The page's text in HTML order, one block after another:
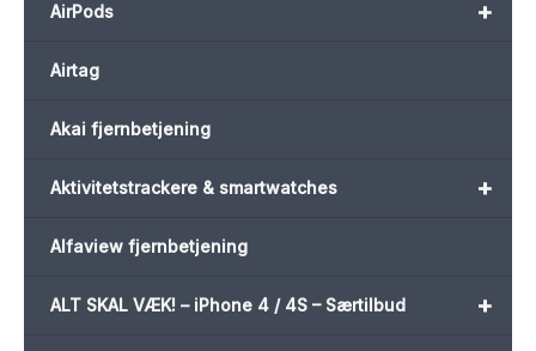
+
AirPods
Airtag
Akai fjernbetjening
+
Aktivitetstrackere & smartwatches
Alfaview fjernbetjening
+
ALT SKAL VÆK! – iPhone 4 / 4S – Særtilbud